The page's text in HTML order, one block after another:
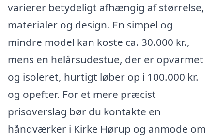
varierer betydeligt afhængig af størrelse,
materialer og design. En simpel og
mindre model kan koste ca. 30.000 kr.,
mens en helårsudestue, der er opvarmet
og isoleret, hurtigt løber op i 100.000 kr.
og opefter. For et mere præcist
prisoverslag bør du kontakte en
håndværker i Kirke Hørup og anmode om